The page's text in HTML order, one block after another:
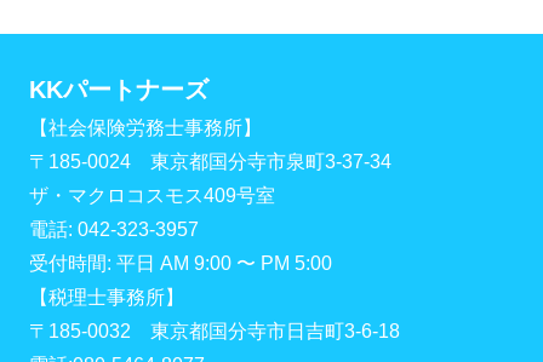
KKパートナーズ
【社会保険労務士事務所】
〒185-0024 東京都国分寺市泉町3-37-34
ザ・マクロコスモス409号室
電話: 042-323-3957
受付時間: 平日 AM 9:00 〜 PM 5:00
【税理士事務所】
〒185-0032 東京都国分寺市日吉町3-6-18